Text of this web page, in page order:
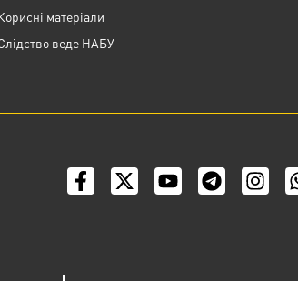
матеріали
веде НАБУ